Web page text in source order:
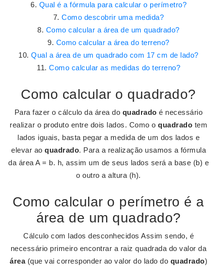
Qual é a fórmula para calcular o perímetro?
Como descobrir uma medida?
Como calcular a área de um quadrado?
Como calcular a área do terreno?
Qual a área de um quadrado com 17 cm de lado?
Como calcular as medidas do terreno?
Como calcular o quadrado?
Para fazer o cálculo da área do quadrado é necessário
realizar o produto entre dois lados. Como o quadrado tem
lados iguais, basta pegar a medida de um dos lados e
elevar ao quadrado. Para a realização usamos a fórmula
da área A = b. h, assim um de seus lados será a base (b) e
o outro a altura (h).
Como calcular o perímetro é a
área de um quadrado?
Cálculo com lados desconhecidos Assim sendo, é
necessário primeiro encontrar a raiz quadrada do valor da
área(que vai corresponder ao valor do lado do quadrado)